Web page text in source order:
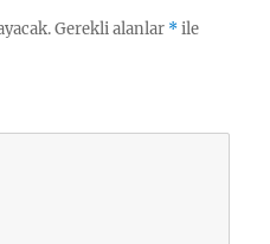
Gerekli alanlar *ile